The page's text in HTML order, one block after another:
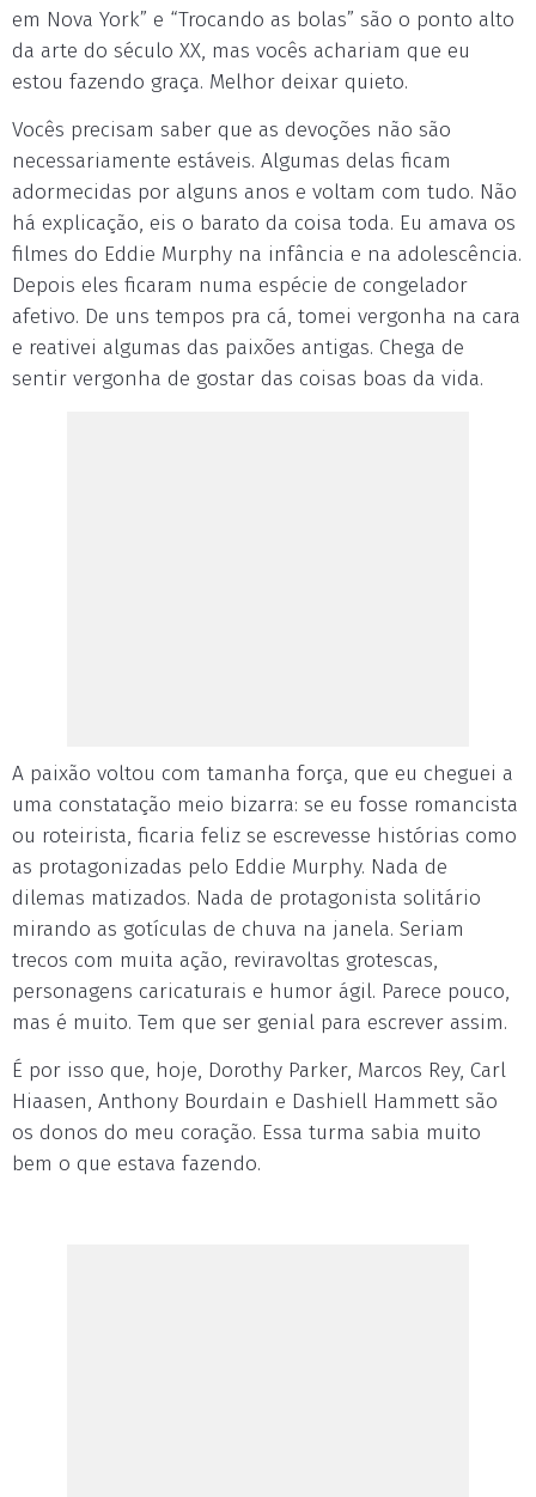
em Nova York” e “Trocando as bolas” são o ponto alto
da arte do século XX, mas vocês achariam que eu
estou fazendo graça. Melhor deixar quieto.
Vocês precisam saber que as devoções não são
necessariamente estáveis. Algumas delas ficam
adormecidas por alguns anos e voltam com tudo. Não
há explicação, eis o barato da coisa toda. Eu amava os
filmes do Eddie Murphy na infância e na adolescência.
Depois eles ficaram numa espécie de congelador
afetivo. De uns tempos pra cá, tomei vergonha na cara
e reativei algumas das paixões antigas. Chega de
sentir vergonha de gostar das coisas boas da vida.
A paixão voltou com tamanha força, que eu cheguei a
uma constatação meio bizarra: se eu fosse romancista
ou roteirista, ficaria feliz se escrevesse histórias como
as protagonizadas pelo Eddie Murphy. Nada de
dilemas matizados. Nada de protagonista solitário
mirando as gotículas de chuva na janela. Seriam
trecos com muita ação, reviravoltas grotescas,
personagens caricaturais e humor ágil. Parece pouco,
mas é muito. Tem que ser genial para escrever assim.
É por isso que, hoje, Dorothy Parker, Marcos Rey, Carl
Hiaasen, Anthony Bourdain e Dashiell Hammett são
os donos do meu coração. Essa turma sabia muito
bem o que estava fazendo.